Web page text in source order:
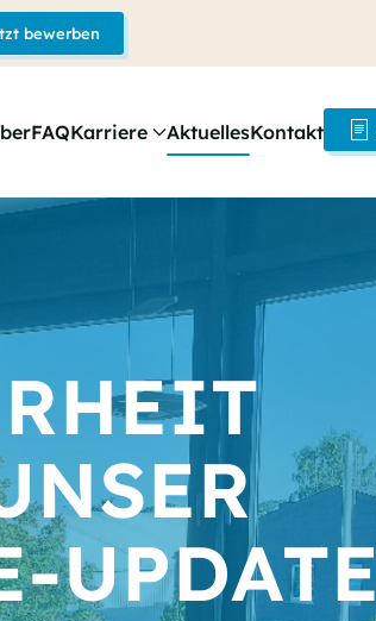
bewerben
FAQKarriere AktuellesKontakt
UPDATE